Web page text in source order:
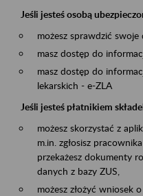
Jeśli jesteś osobą
możesz sprawdzić
masz dostęp do
masz dostęp do
lekarskich - e-ZLA
Jeśli jesteś płatnikiem
możesz skorzystać z
m.in. zgłosisz
przekażesz dokumenty
danych z bazy ZUS,
możesz złożyć wniosek